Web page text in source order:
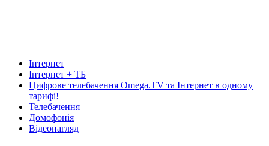
Інтернет
Інтернет + ТБ
Цифрове телебачення Omega.TV та Інтернет в одному
тарифі!
Телебачення
Домофонія
Відеонагляд